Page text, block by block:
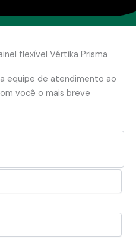
flexível Vértika Prisma
equipe de atendimento ao
você o mais breve